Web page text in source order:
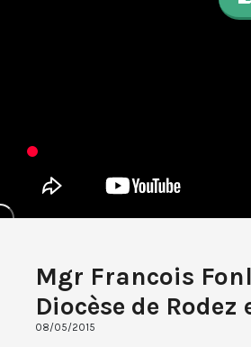
Mgr Francois
Diocèse de Rodez
08/05/2015